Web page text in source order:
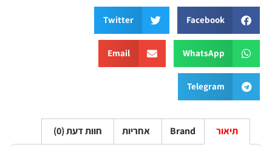
Facebook
Twitter
WhatsApp
Email
Telegram
Brand אחריות חוות דעת (0)